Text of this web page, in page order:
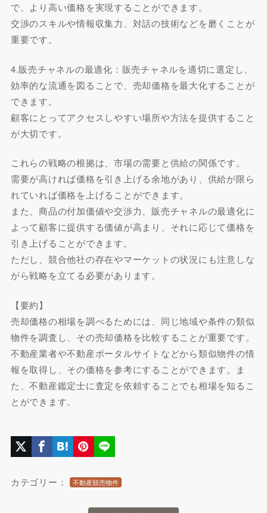
で、より高い価格を実現することができます。
交渉のスキルや情報収集力、対話の技術などを磨くことが
重要です。
4.販売チャネルの最適化：販売チャネルを適切に選定し、
効率的な流通を図ることで、売却価格を最大化することが
できます。
顧客にとってアクセスしやすい場所や方法を提供すること
が大切です。
これらの戦略の根拠は、市場の需要と供給の関係です。
需要が高ければ価格を引き上げる余地があり、供給が限ら
れていれば価格を上げることができます。
また、商品の付加価値や交渉力、販売チャネルの最適化に
よって顧客に提供する価値が高まり、それに応じて価格を
引き上げることができます。
ただし、競合他社の存在やマーケットの状況にも注意しな
がら戦略を立てる必要があります。
【要約】
売却価格の相場を調べるためには、同じ地域や条件の類似
物件を調査し、その売却価格を比較することが重要です。
不動産業者や不動産ポータルサイトなどから類似物件の情
報を取得し、その価格を参考にすることができます。ま
た、不動産鑑定士に査定を依頼することでも相場を知るこ
とができます。
カテゴリー： 不動産競売物件